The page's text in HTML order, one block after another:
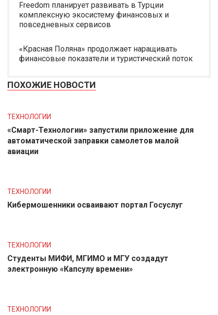
Freedom планирует развивать в Турции
комплексную экосистему финансовых и
повседневных сервисов
«Красная Поляна» продолжает наращивать
финансовые показатели и туристический поток
ПОХОЖИЕ НОВОСТИ
ТЕХНОЛОГИИ
«Смарт-Технологии» запустили приложение для
автоматической заправки самолетов малой
авиации
ТЕХНОЛОГИИ
Кибермошенники осваивают портал Госуслуг
ТЕХНОЛОГИИ
Студенты МИФИ, МГИМО и МГУ создадут
электронную «Капсулу времени»
ТЕХНОЛОГИИ